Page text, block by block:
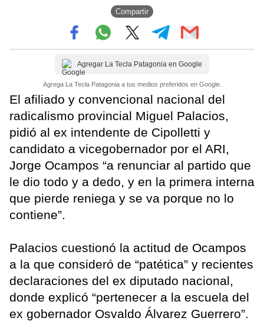
Compartir
Agregar La Tecla Patagonia en Google
Agrega La Tecla Patagonia a tus medios preferidos en Google.
El afiliado y convencional nacional del
radicalismo provincial Miguel Palacios,
pidió al ex intendente de Cipolletti y
candidato a vicegobernador por el ARI,
Jorge Ocampos “a renunciar al partido que
le dio todo y a dedo, y en la primera interna
que pierde reniega y se va porque no lo
contiene”.
Palacios cuestionó la actitud de Ocampos
a la que consideró de “patética” y recientes
declaraciones del ex diputado nacional,
donde explicó “pertenecer a la escuela del
ex gobernador Osvaldo Álvarez Guerrero”.